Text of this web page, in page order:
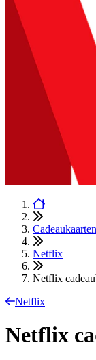
Cadeaukaarten
Netflix
Netflix
Netflix
Netflix